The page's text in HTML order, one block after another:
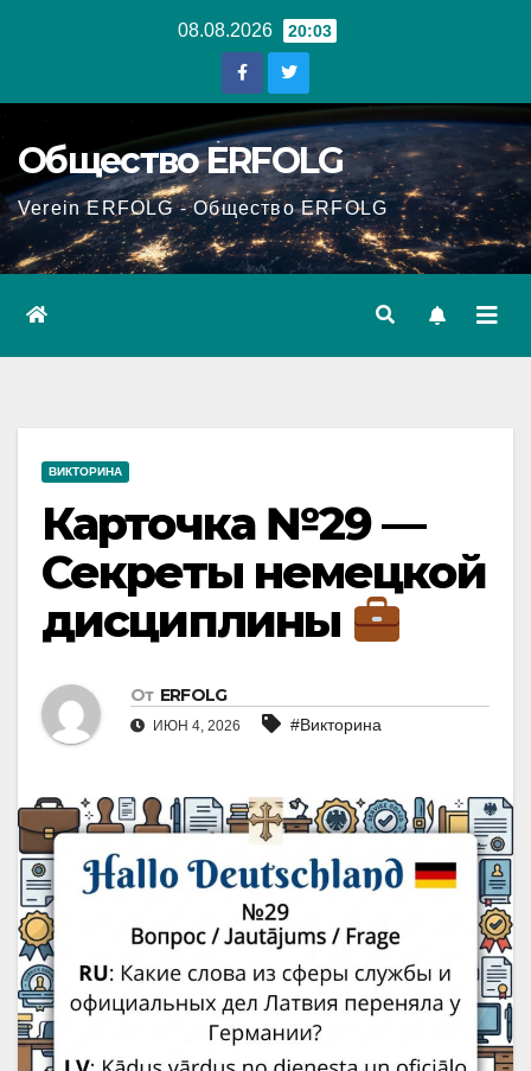
08.08.2026 20:03
Общество ERFOLG
Verein ERFOLG - Общество ERFOLG
ВИКТОРИНА
Карточка №29 —
Секреты немецкой
дисциплины
От ERFOLG
ИЮН 4, 2026 #Викторина